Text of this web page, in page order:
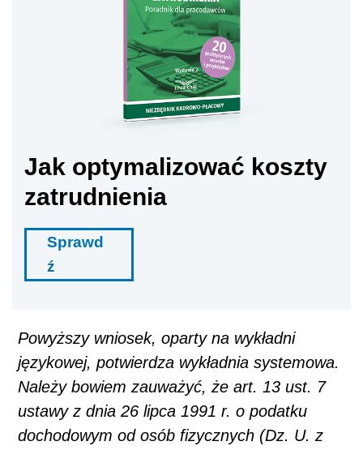
Jak optymalizować koszty
zatrudnienia
Sprawd
ź
Powyższy wniosek, oparty na wykładni
językowej, potwierdza wykładnia systemowa.
Należy bowiem zauważyć, że art. 13 ust. 7
ustawy z dnia 26 lipca 1991 r. o podatku
dochodowym od osób fizycznych (Dz. U. z